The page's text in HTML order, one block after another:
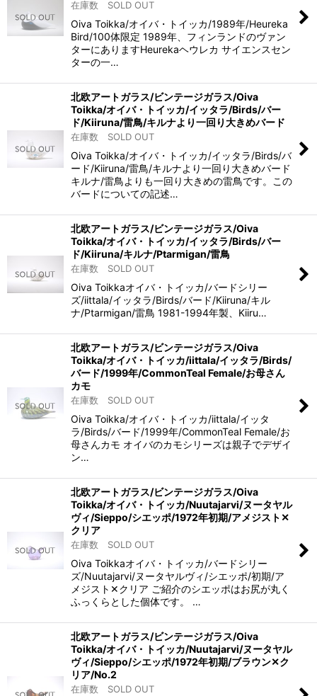
在庫数 SOLD OUT
Oiva Toikka/オイバ・トイッカ/1989年/Heureka
Bird/100体限定 1989年、フィンランドのヴァン
ターにありますHeurekaヘウレカ サイエンスセン
ターの一…
北欧アートガラス/ビンテージガラス/Oiva
Toikka/オイバ・トイッカ/イッタラ/Birds/バー
ド/Kiiruna/雷鳥/キルナより一回り大きめバード
在庫数 SOLD OUT
Oiva Toikka/オイバ・トイッカ/イッタラ/Birds/バ
ード/Kiiruna/雷鳥/キルナより一回り大きめバード
キルナ/雷鳥よりも一回り大きめの雷鳥です。この
バードについての記述…
北欧アートガラス/ビンテージガラス/Oiva
Toikka/オイバ・トイッカ/イッタラ/Birds/バー
ド/Kiiruna/キルナ/Ptarmigan/雷鳥
在庫数 SOLD OUT
Oiva Toikkaオイバ・トイッカ/バードシリー
ズ/iittala/イッタラ/Birds/バード/Kiiruna/キル
ナ/Ptarmigan/雷鳥 1981-1994年製、Kiiru…
北欧アートガラス/ビンテージガラス/Oiva
Toikka/オイバ・トイッカ/iittala/イッタラ/Birds/
バード/1999年/CommonTeal Female/お母さん
カモ
在庫数 SOLD OUT
Oiva Toikka/オイバ・トイッカ/iittala/イッタ
ラ/Birds/バード/1999年/CommonTeal Female/お
母さんカモ オイバのカモシリーズは親子でデザイ
ン…
北欧アートガラス/ビンテージガラス/Oiva
Toikka/オイバ・トイッカ/Nuutajarvi/ヌータヤル
ヴィ/Sieppo/シエッポ/1972年初期/アメジスト✕
クリア
在庫数 SOLD OUT
Oiva Toikkaオイバ・トイッカ/バードシリー
ズ/Nuutajarvi/ヌータヤルヴィ/シエッポ/初期/ア
メジスト✕クリア ご紹介のシエッポはお尻が丸く
ふっくらとした個体です。 …
北欧アートガラス/ビンテージガラス/Oiva
Toikka/オイバ・トイッカ/Nuutajarvi/ヌータヤル
ヴィ/Sieppo/シエッポ/1972年初期/ブラウン✕ク
リア/No.2
在庫数 SOLD OUT